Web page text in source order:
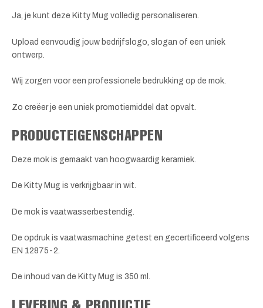
Ja, je kunt deze Kitty Mug volledig personaliseren.
Upload eenvoudig jouw bedrijfslogo, slogan of een uniek
ontwerp.
Wij zorgen voor een professionele bedrukking op de mok.
Zo creëer je een uniek promotiemiddel dat opvalt.
PRODUCTEIGENSCHAPPEN
Deze mok is gemaakt van hoogwaardig keramiek.
De Kitty Mug is verkrijgbaar in wit.
De mok is vaatwasserbestendig.
De opdruk is vaatwasmachine getest en gecertificeerd volgens
EN 12875-2.
De inhoud van de Kitty Mug is 350 ml.